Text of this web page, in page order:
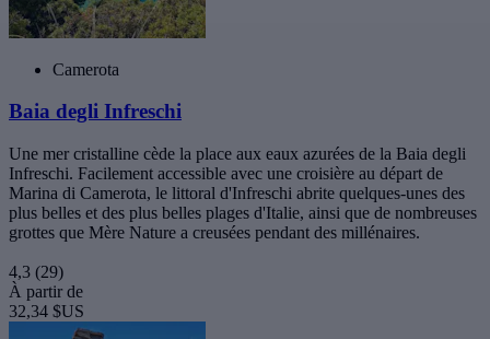
Camerota
Baia degli Infreschi
Une mer cristalline cède la place aux eaux azurées de la Baia degli
Infreschi. Facilement accessible avec une croisière au départ de
Marina di Camerota, le littoral d'Infreschi abrite quelques-unes des
plus belles et des plus belles plages d'Italie, ainsi que de nombreuses
grottes que Mère Nature a creusées pendant des millénaires.
4,3 (29)
À partir de
32,34 $US